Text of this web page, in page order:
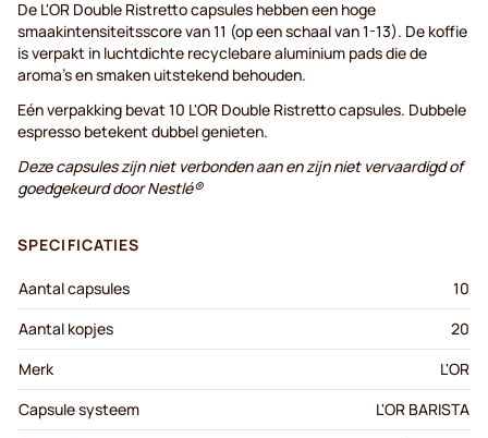
De L'OR Double Ristretto capsules hebben een hoge
smaakintensiteitsscore van 11 (op een schaal van 1-13). De koffie
is verpakt in luchtdichte recyclebare aluminium pads die de
aroma's en smaken uitstekend behouden.
Eén verpakking bevat 10 L'OR Double Ristretto capsules. Dubbele
espresso betekent dubbel genieten.
Deze capsules zijn niet verbonden aan en zijn niet vervaardigd of
goedgekeurd door Nestlé®
SPECIFICATIES
Aantal capsules
10
Aantal kopjes
20
Merk
L'OR
Capsule systeem
L'OR BARISTA